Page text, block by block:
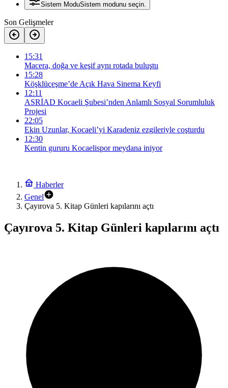
Sistem ModuSistem modunu seçin.
Son Gelişmeler
15:31
Macera, doğa ve keşif aynı rotada buluştu
15:28
Köşklüçeşme’de Açık Hava Sinema Keyfi
12:11
ASRİAD Kocaeli Şubesi’nden Anlamlı Sosyal Sorumluluk
Projesi
22:05
Ekin Uzunlar, Kocaeli’yi Karadeniz ezgileriyle coşturdu
12:30
Kentin gururu Kocaelispor meydana iniyor
Haberler
Genel
Çayırova 5. Kitap Günleri kapılarını açtı
Çayırova 5. Kitap Günleri kapılarını açtı